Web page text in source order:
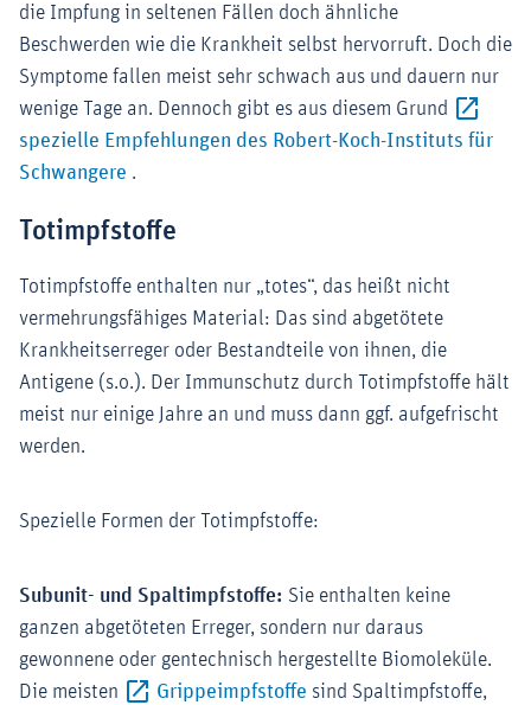
die Impfung in seltenen Fällen doch ähnliche
Beschwerden wie die Krankheit selbst hervorruft. Doch die
Symptome fallen meist sehr schwach aus und dauern nur
wenige Tage an. Dennoch gibt es aus diesem Grund
spezielle Empfehlungen des Robert-Koch-Instituts für
Schwangere Externer-Link (Öffnet im neuen Fenster)
.
Totimpfstoffe
Totimpfstoffe enthalten nur „totes“, das heißt nicht
vermehrungsfähiges Material: Das sind abgetötete
Krankheitserreger oder Bestandteile von ihnen, die
Antigene (s.o.). Der Immunschutz durch Totimpfstoffe hält
meist nur einige Jahre an und muss dann ggf. aufgefrischt
werden.
Spezielle Formen der Totimpfstoffe:
Subunit- und Spaltimpfstoffe: Sie enthalten keine
ganzen abgetöteten Erreger, sondern nur daraus
gewonnene oder gentechnisch hergestellte Biomoleküle.
Die meisten
Grippeimpfstoffe Externer-Link (Öffnet im
sind Spaltimpfstoffe,